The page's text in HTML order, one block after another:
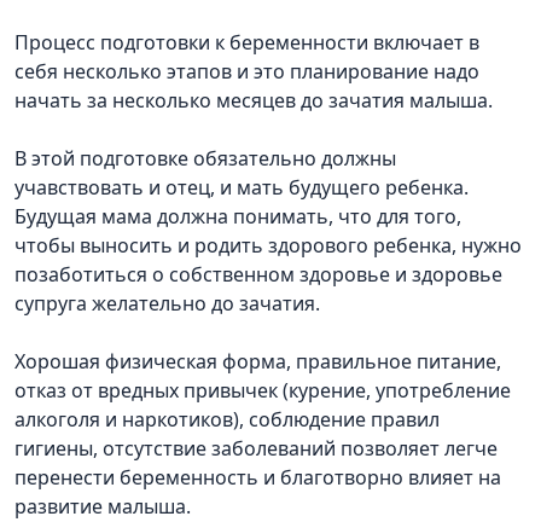
Процесс подготовки к беременности включает в
себя несколько этапов и это планирование надо
начать за несколько месяцев до зачатия малыша.
В этой подготовке обязательно должны
учавствовать и отец, и мать будущего ребенка.
Будущая мама должна понимать, что для того,
чтобы выносить и родить здорового ребенка, нужно
позаботиться о собственном здоровье и здоровье
супруга желательно до зачатия.
Хорошая физическая форма, правильное питание,
отказ от вредных привычек (курение, употребление
алкоголя и наркотиков), соблюдение правил
гигиены, отсутствие заболеваний позволяет легче
перенести беременность и благотворно влияет на
развитие малыша.